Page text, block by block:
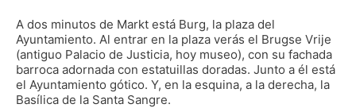
A dos minutos de Markt está Burg, la plaza del
Ayuntamiento. Al entrar en la plaza verás el Brugse Vrije
(antiguo Palacio de Justicia, hoy museo), con su fachada
barroca adornada con estatuillas doradas. Junto a él está
el Ayuntamiento gótico. Y, en la esquina, a la derecha, la
Basílica de la Santa Sangre.